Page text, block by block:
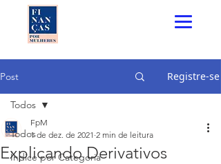
Post Registre-se
Todos
Índice por Categoria
Todos
Explicando Derivativos
FpM
1 de dez. de 2021 2 min de leitura